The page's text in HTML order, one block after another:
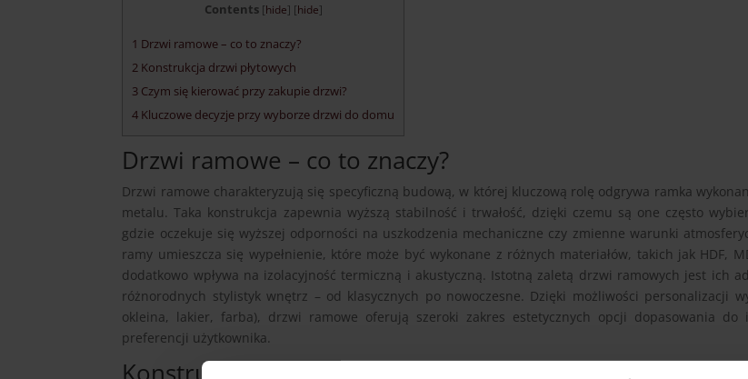
Contents [hide] [hide]
1 Drzwi ramowe – co to znaczy?
2 Konstrukcja drzwi płytowych
3 Czym się kierować przy zakupie drzwi?
4 Kluczowe decyzje przy wyborze drzwi do domu
Drzwi ramowe – co to znaczy?
Drzwi ramowe charakteryzują się specyficzną budową, w której kluczową rolę odgrywa ramka
metalu. Taka konstrukcja zapewnia wyższą stabilność i trwałość, dzięki czemu są one często
gdzie oczekuje się wyższej odporności na uszkodzenia mechaniczne czy zmienne warunki
ramy umieszcza się wypełnienie, które może być wykonane z różnych materiałów, takich jak HDF,
dodatkowo wpływa na izolacyjność termiczną i akustyczną. Istotną zaletą drzwi ramowych jest ich
różnorodnych stylistyk wnętrz – od klasycznych po nowoczesne. Dzięki możliwości personalizacji
okleina, lakier, farba), drzwi ramowe oferują szeroki zakres estetycznych opcji dopasowania do
preferencji użytkownika.